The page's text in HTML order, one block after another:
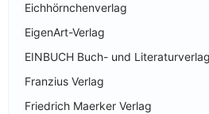
Eichhörnchenverlag
EigenArt-Verlag
EINBUCH Buch- und
Franzius Verlag
Friedrich Maerker Verlag